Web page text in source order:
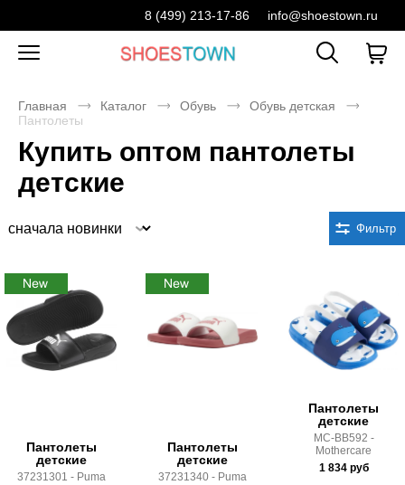
8 (499) 213-17-86 info@shoestown.ru
Главная Каталог Обувь
Обувь детская
Пантолеты
Купить оптом пантолеты
детские
Фильтр
Пантолеты
детские
37231301 - Puma
Пантолеты
детские
37231340 - Puma
Пантолеты
детские
MC-BB592 -
Mothercare
1 834руб